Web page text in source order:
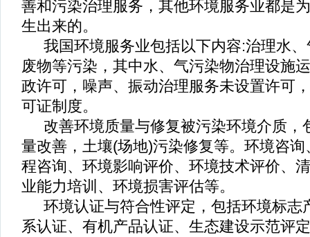
善和污染治理服务，其他环境服务业都是
生出来的。
我国环境服务业包括以下内容:治理水
废物等污染，其中水、气污染物治理设施
政许可，噪声、振动治理服务未设置许可
可证制度。
改善环境质量与修复被污染环境介质，
量改善，土壤(场地)污染修复等。环境咨
程咨询、环境影响评价、环境技术评价、
业能力培训、环境损害评估等。
环境认证与符合性评定，包括环境标志
系认证、有机产品认证、生态建设示范评